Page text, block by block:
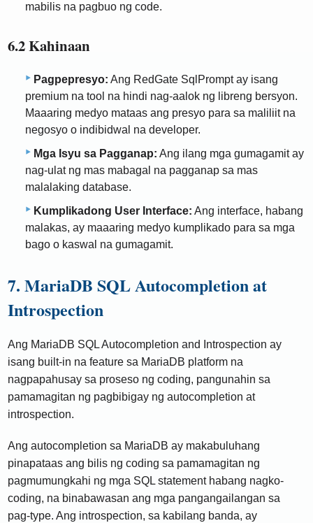
mabilis na pagbuo ng code.
6.2 Kahinaan
Pagpepresyo: Ang RedGate SqlPrompt ay isang
premium na tool na hindi nag-aalok ng libreng bersyon.
Maaaring medyo mataas ang presyo para sa maliliit na
negosyo o indibidwal na developer.
Mga Isyu sa Pagganap: Ang ilang mga gumagamit ay
nag-ulat ng mas mabagal na pagganap sa mas
malalaking database.
Kumplikadong User Interface: Ang interface, habang
malakas, ay maaaring medyo kumplikado para sa mga
bago o kaswal na gumagamit.
7. MariaDB SQL Autocompletion at
Introspection
Ang MariaDB SQL Autocompletion and Introspection ay
isang built-in na feature sa MariaDB platform na
nagpapahusay sa proseso ng coding, pangunahin sa
pamamagitan ng pagbibigay ng autocompletion at
introspection.
Ang autocompletion sa MariaDB ay makabuluhang
pinapataas ang bilis ng coding sa pamamagitan ng
pagmumungkahi ng mga SQL statement habang nagko-
coding, na binabawasan ang mga pangangailangan sa
pag-type. Ang introspection, sa kabilang banda, ay